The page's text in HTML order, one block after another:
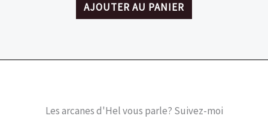
AJOUTER AU PANIER
Les arcanes d'Hel vous parle? Suivez-moi